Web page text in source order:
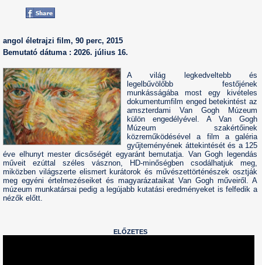
angol életrajzi film, 90 perc, 2015
Bemutató dátuma : 2026. július 16.
A világ legkedveltebb és
legelbűvölőbb festőjének
munkásságába most egy kivételes
dokumentumfilm enged betekintést az
amszterdami Van Gogh Múzeum
külön engedélyével. A Van Gogh
Múzeum szakértőinek
közreműködésével a film a galéria
gyűjteményének áttekintését és a 125
éve elhunyt mester dicsőségét egyaránt bemutatja. Van Gogh legendás
műveit ezúttal széles vásznon, HD-minőségben csodálhatjuk meg,
miközben világszerte elismert kurátorok és művészettörténészek osztják
meg egyéni értelmezéseiket és magyarázataikat Van Gogh műveiről. A
múzeum munkatársai pedig a legújabb kutatási eredményeket is felfedik a
nézők előtt.
ELŐZETES